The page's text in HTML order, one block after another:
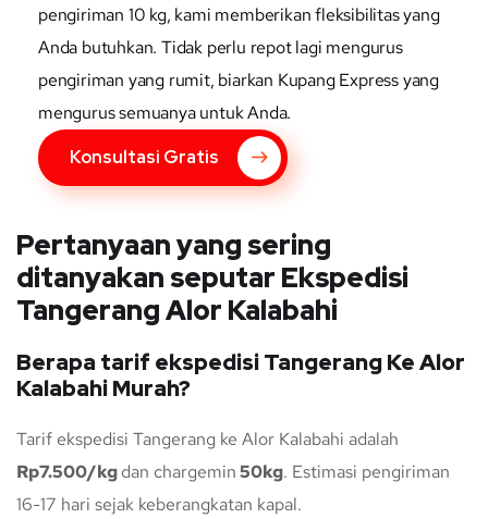
pengiriman 10 kg, kami memberikan fleksibilitas yang
Anda butuhkan. Tidak perlu repot lagi mengurus
pengiriman yang rumit, biarkan Kupang Express yang
mengurus semuanya untuk Anda.
Konsultasi Gratis
Pertanyaan yang sering
ditanyakan seputar Ekspedisi
Tangerang Alor Kalabahi
Berapa tarif ekspedisi Tangerang Ke Alor
Kalabahi Murah?
Tarif ekspedisi Tangerang ke Alor Kalabahi adalah
Rp7.500/kgdan chargemin50kg. Estimasi pengiriman
16-17 hari sejak keberangkatan kapal.